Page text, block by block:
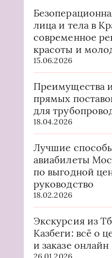
лица и тела в
современное
красоты и
15.06.2026
Преимущества
прямых
для
18.04.2026
Лучшие
авиабилеты
по выгодной
руководство
18.02.2026
Экскурсия из
Казбеги: всё о
и заказе онлайн
26.01.2026